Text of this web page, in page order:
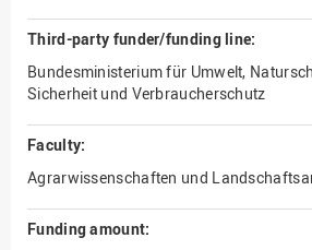
Third-party funder/funding line:
Bundesministerium für Umwelt,
Sicherheit und Verbraucherschutz
Faculty:
Agrarwissenschaften und
Funding amount: